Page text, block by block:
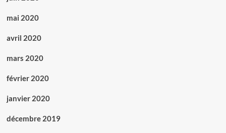
mai 2020
avril 2020
mars 2020
février 2020
janvier 2020
décembre 2019